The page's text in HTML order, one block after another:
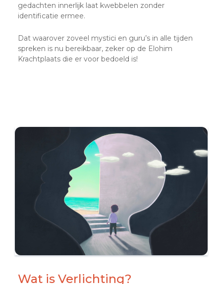
gedachten innerlijk laat kwebbelen zonder
identificatie ermee.
Dat waarover zoveel mystici en guru’s in alle tijden
spreken is nu bereikbaar, zeker op de Elohim
Krachtplaats die er voor bedoeld is!
Wat is Verlichting?